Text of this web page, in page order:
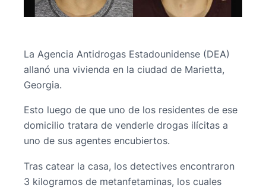
La Agencia Antidrogas Estadounidense (DEA)
allanó una vivienda en la ciudad de Marietta,
Georgia.
Esto luego de que uno de los residentes de ese
domicilio tratara de venderle drogas ilícitas a
uno de sus agentes encubiertos.
Tras catear la casa, los detectives encontraron
3 kilogramos de metanfetaminas, los cuales